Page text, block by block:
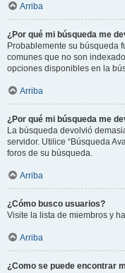
Arriba
¿Por qué mi búsqueda me
Probablemente su búsqueda
comunes que no son
opciones disponibles en la
Arriba
¿Por qué mi búsqueda me
La búsqueda devolvió
servidor. Utilice “Búsqueda
foros de su búsqueda.
Arriba
¿Cómo busco usuarios?
Visite la lista de miembros y
Arriba
¿Como se puede encontrar